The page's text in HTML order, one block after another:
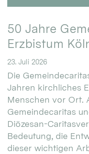
50 Jahre
Erzbistum
23. Juli 2026
Die
Jahren kirchliches
Menschen vor Ort.
Gemeindecaritas
Diözesan-
Bedeutung, die
dieser wichtigen